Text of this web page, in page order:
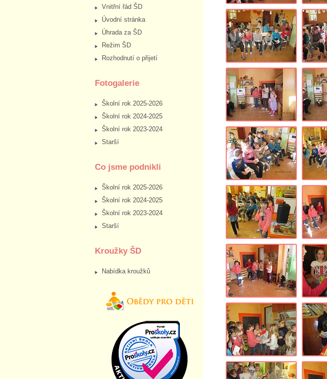
Vnitřní řád ŠD
Úvodní stránka
Úhrada za ŠD
Režim ŠD
Rozhodnutí o přijetí
Fotogalerie
Školní rok 2025-2026
Školní rok 2024-2025
Školní rok 2023-2024
Starší
Co jsme podnikli
Školní rok 2025-2026
Školní rok 2024-2025
Školní rok 2023-2024
Starší
Kroužky ŠD
Nabídka kroužků